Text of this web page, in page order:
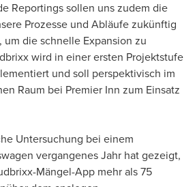
Reportings sollen uns zudem die
Prozesse und Abläufe zukünftig
die schnelle Expansion zu
wird in einer ersten Projektstufe
und soll perspektivisch im
Raum bei Premier Inn zum Einsatz
Untersuchung bei einem
vergangenes Jahr hat gezeigt,
Mängel-App mehr als 75